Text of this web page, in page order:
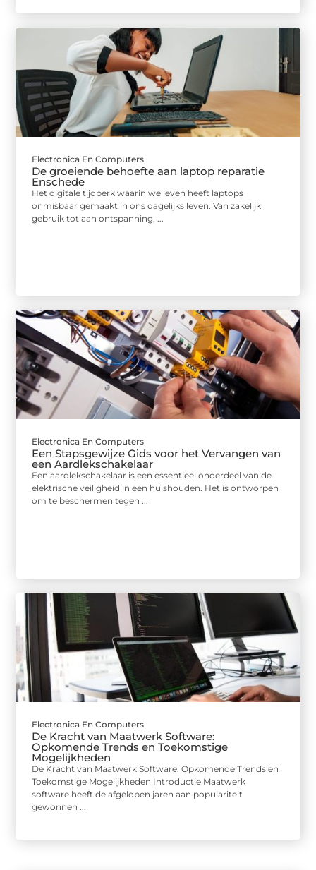
Electronica En Computers
De groeiende behoefte aan laptop reparatie
Enschede
Het digitale tijdperk waarin we leven heeft laptops
onmisbaar gemaakt in ons dagelijks leven. Van zakelijk
gebruik tot aan ontspanning, ...
Electronica En Computers
Een Stapsgewijze Gids voor het Vervangen van
een Aardlekschakelaar
Een aardlekschakelaar is een essentieel onderdeel van de
elektrische veiligheid in een huishouden. Het is ontworpen
om te beschermen tegen ...
Electronica En Computers
De Kracht van Maatwerk Software:
Opkomende Trends en Toekomstige
Mogelijkheden
De Kracht van Maatwerk Software: Opkomende Trends en
Toekomstige Mogelijkheden Introductie Maatwerk
software heeft de afgelopen jaren aan populariteit
gewonnen ...